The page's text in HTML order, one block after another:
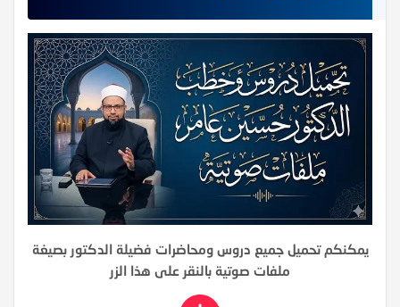
يمكنكم تحميل جميع دروس ومحاضرات فضيلة الدكتور بصيغة
ملفات صوتية بالنقر على هذا الزر